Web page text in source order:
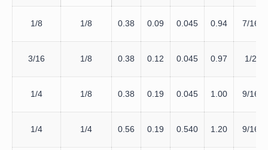
1/8 1/8 0.38 0.09 0.045 0.94 7/16
3/16 1/8 0.38 0.12 0.045 0.97 1/2
1/4 1/8 0.38 0.19 0.045 1.00 9/16
1/4 1/4 0.56 0.19 0.540 1.20 9/16